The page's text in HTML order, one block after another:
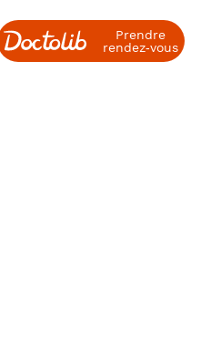
Prendre
rendez‑vous